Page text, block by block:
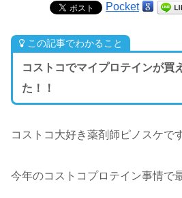
Pocket
この記事でわかること
コストコでマイプロテインが買
た！！
コストコ大好き薬剤師ピノスケで
今年のコストコプロテイン事情で